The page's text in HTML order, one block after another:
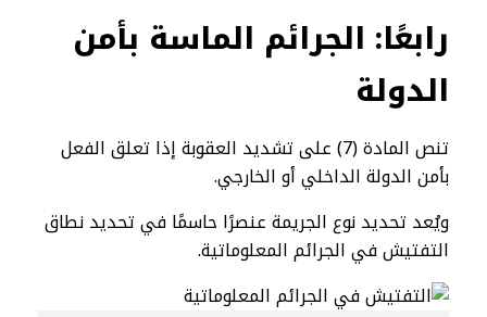
رابعًا: الجرائم الماسة بأمن
الدولة
تنص المادة (7) على تشديد العقوبة إذا تعلق الفعل
بأمن الدولة الداخلي أو الخارجي.
ويُعد تحديد نوع الجريمة عنصرًا حاسمًا في تحديد نطاق
التفتيش في الجرائم المعلوماتية.